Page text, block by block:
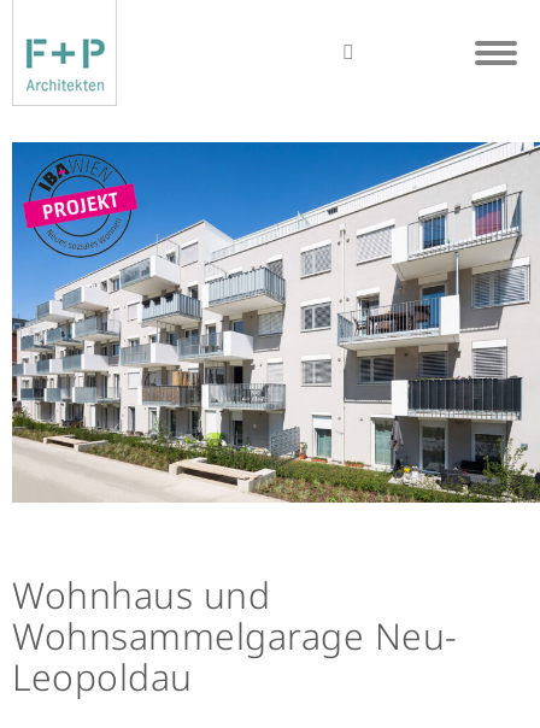
Wohnhaus und
Wohnsammelgarage Neu-
Leopoldau